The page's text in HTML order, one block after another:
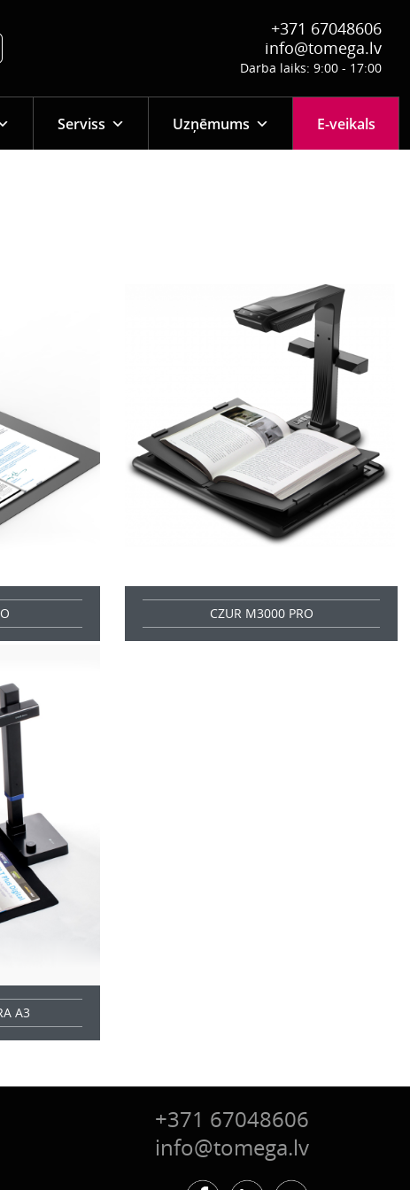
+371 67048606
info@tomega.lv
Darba laiks: 9:00 - 17:00
Serviss Uzņēmums E-veikals
CZUR M3000 PRO
A3
+371 67048606
info@tomega.lv